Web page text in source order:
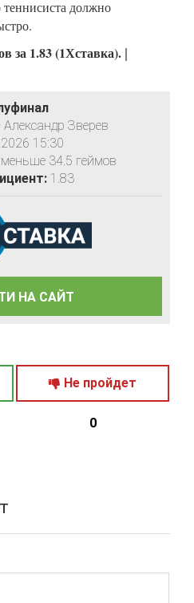
должно
за 1.83 (1Хставка). |
Зверев
15:30
меньше 34.5 геймов
1.83
НА САЙТ
Не пройдет
0